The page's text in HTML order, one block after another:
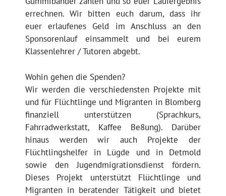
errechnen. Wir bitten euch darum, dass ihr
euer erlaufenes Geld im Anschluss an den
Sponsorenlauf einsammelt und bei eurem
Klassenlehrer / Tutoren abgebt.
Wohin gehen die Spenden?
Wir werden die verschiedensten Projekte mit
und für Flüchtlinge und Migranten in Blomberg
finanziell unterstützen (Sprachkurs,
Fahrradwerkstatt, Kaffee Be8ung). Darüber
hinaus werden wir auch Projekte der
Flüchtlingshelfer in Lügde und in Detmold
sowie den Jugendmigrationsdienst fördern.
Dieses Projekt unterstützt Flüchtlinge und
Migranten in beratender Tätigkeit und bietet